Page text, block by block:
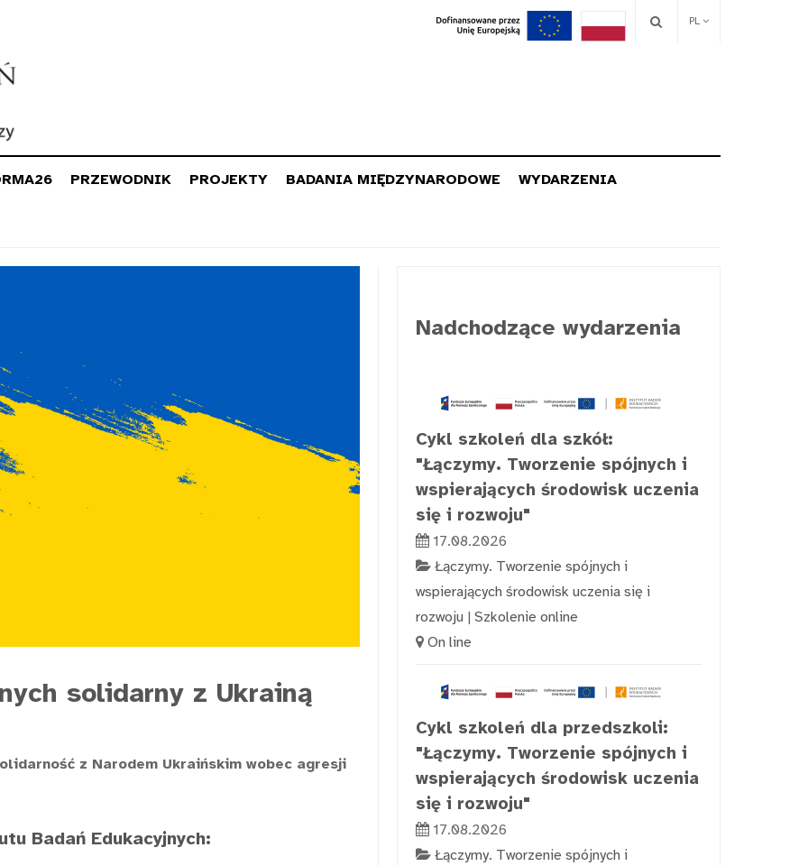
PL
PRZEWODNIK PROJEKTY BADANIA MIĘDZYNARODOWE WYDARZENIA
solidarny z Ukrainą
z Narodem Ukraińskim wobec agresji
Badań Edukacyjnych:
Nadchodzące wydarzenia
Cykl szkoleń dla szkół:
"Łączymy. Tworzenie spójnych i
wspierających środowisk uczenia
się i rozwoju"
17.08.2026
Łączymy. Tworzenie spójnych i
wspierających środowisk uczenia się i
rozwoju | Szkolenie online
On line
Cykl szkoleń dla przedszkoli:
"Łączymy. Tworzenie spójnych i
wspierających środowisk uczenia
się i rozwoju"
17.08.2026
Łączymy. Tworzenie spójnych i